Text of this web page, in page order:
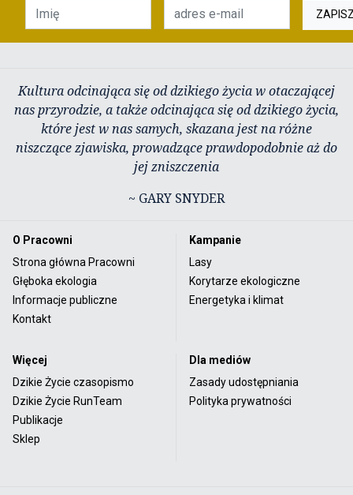
Kultura odcinająca się od dzikiego życia w otaczającej
nas przyrodzie, a także odcinająca się od dzikiego życia,
które jest w nas samych, skazana jest na różne
niszczące zjawiska, prowadzące prawdopodobnie aż do
jej zniszczenia
~ GARY SNYDER
O Pracowni
Strona główna Pracowni
Głęboka ekologia
Informacje publiczne
Kontakt
Kampanie
Lasy
Korytarze ekologiczne
Energetyka i klimat
Więcej
Dzikie Życie czasopismo
Dzikie Życie RunTeam
Publikacje
Sklep
Dla mediów
Zasady udostępniania
Polityka prywatności